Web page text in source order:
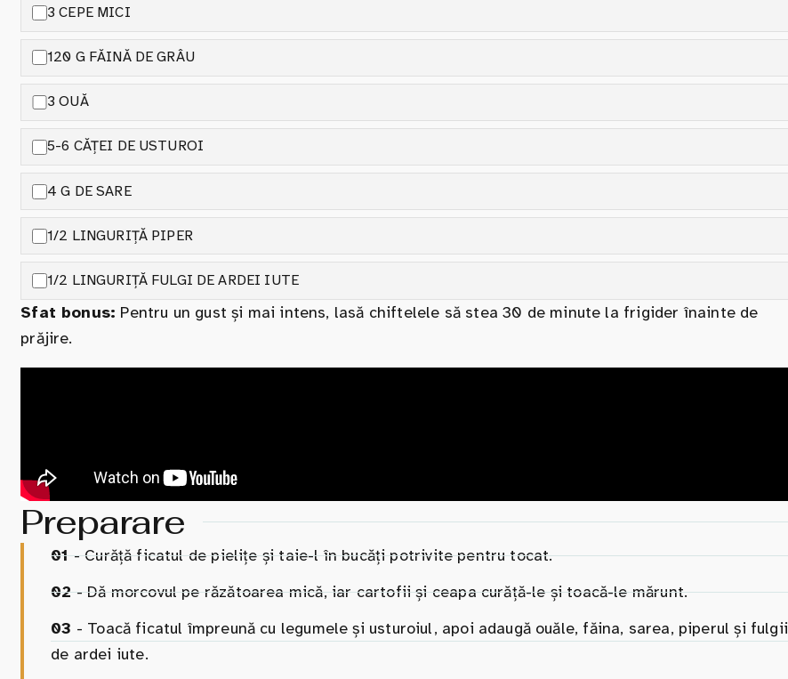
3 CEPE MICI
120 G FĂINĂ DE GRÂU
3 OUĂ
5-6 CĂȚEI DE USTUROI
4 G DE SARE
1/2 LINGURIȚĂ PIPER
1/2 LINGURIȚĂ FULGI DE ARDEI IUTE
Sfat bonus: Pentru un gust și mai intens, lasă chiftelele să stea 30 de minute la frigider înainte de
prăjire.
Preparare
01- Curăță ficatul de pielițe și taie-l în bucăți potrivite pentru tocat.
02- Dă morcovul pe răzătoarea mică, iar cartofii și ceapa curăță-le și toacă-le mărunt.
03 - Toacă ficatul împreună cu legumele și usturoiul, apoi adaugă ouăle, făina, sarea, piperul și fulgii
de ardei iute.